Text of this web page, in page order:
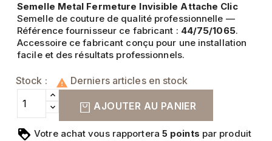
Semelle Metal Fermeture Invisible Attache Clic
Semelle de couture de qualité professionnelle —
Référence fournisseur ce fabricant : 44/75/1065.
Accessoire ce fabricant conçu pour une installation
facile et des résultats professionnels.
Stock :  Derniers articles en stock
AJOUTER AU PANIER
Votre achat vous rapportera 5 points par produit